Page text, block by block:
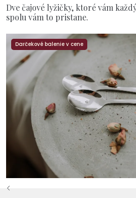
Dve čajové lyžičky, ktoré vám
spolu vám to pristane.
Darčekové balenie v cene